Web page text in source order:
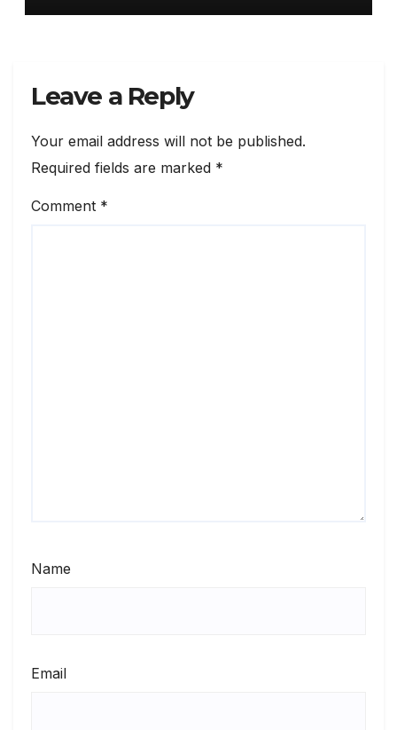
Leave a Reply
Your email address will not be published.
Required fields are marked *
Comment *
Name
Email